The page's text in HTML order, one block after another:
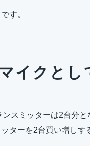
す。
イクとし
スミッターは2台分
ターを2台買い増しす